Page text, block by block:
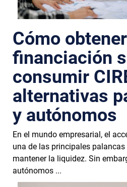
Cómo obtener
financiación
consumir
alternativas
y autónomos
En el mundo empresarial, el
una de las principales palancas
mantener la liquidez. Sin
autónomos ...